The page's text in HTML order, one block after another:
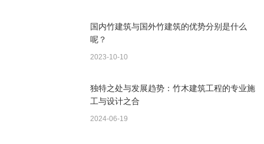
国内竹建筑与国外竹建筑的优势分别是什么
呢？
2023-10-10
独特之处与发展趋势：竹木建筑工程的专业施
工与设计之合
2024-06-19